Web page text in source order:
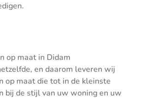
op maat in Didam
en daarom leveren wij
op maat die tot in de kleinste
bij de stijl van uw woning en uw